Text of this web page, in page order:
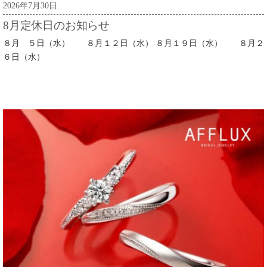
2026年7月30日
8月定休日のお知らせ
８月 ５日（水） ８月１２日（水） ８月１９日（水） ８月２
６日（水）